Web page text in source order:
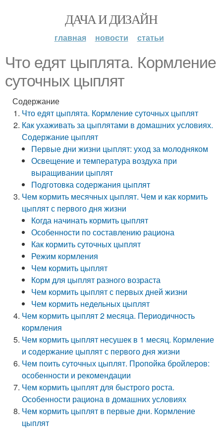
ДАЧА И ДИЗАЙН
главная новости статьи
Что едят цыплята. Кормление
суточных цыплят
Содержание
Что едят цыплята. Кормление суточных цыплят
Как ухаживать за цыплятами в домашних условиях.
Содержание цыплят
Первые дни жизни цыплят: уход за молодняком
Освещение и температура воздуха при
выращивании цыплят
Подготовка содержания цыплят
Чем кормить месячных цыплят. Чем и как кормить
цыплят с первого дня жизни
Когда начинать кормить цыплят
Особенности по составлению рациона
Как кормить суточных цыплят
Режим кормления
Чем кормить цыплят
Корм для цыплят разного возраста
Чем кормить цыплят с первых дней жизни
Чем кормить недельных цыплят
Чем кормить цыплят 2 месяца. Периодичность
кормления
Чем кормить цыплят несушек в 1 месяц. Кормление
и содержание цыплят с первого дня жизни
Чем поить суточных цыплят. Пропойка бройлеров:
особенности и рекомендации
Чем кормить цыплят для быстрого роста.
Особенности рациона в домашних условиях
Чем кормить цыплят в первые дни. Кормление
цыплят